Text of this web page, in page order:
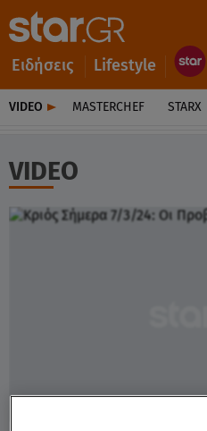
Ειδήσεις Lifestyle
VIDEO MASTERCHEF STARX
VIDEO